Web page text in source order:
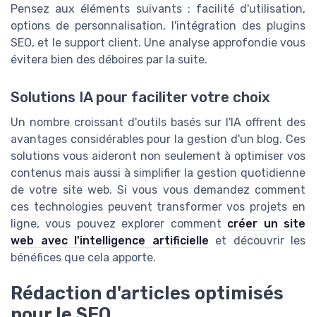
Pensez aux éléments suivants : facilité d'utilisation,
options de personnalisation, l'intégration des plugins
SEO, et le support client. Une analyse approfondie vous
évitera bien des déboires par la suite.
Solutions IA pour faciliter votre choix
Un nombre croissant d'outils basés sur l'IA offrent des
avantages considérables pour la gestion d'un blog. Ces
solutions vous aideront non seulement à optimiser vos
contenus mais aussi à simplifier la gestion quotidienne
de votre site web. Si vous vous demandez comment
ces technologies peuvent transformer vos projets en
ligne, vous pouvez explorer comment créer un site
web avec l'intelligence artificielle et découvrir les
bénéfices que cela apporte.
Rédaction d'articles optimisés